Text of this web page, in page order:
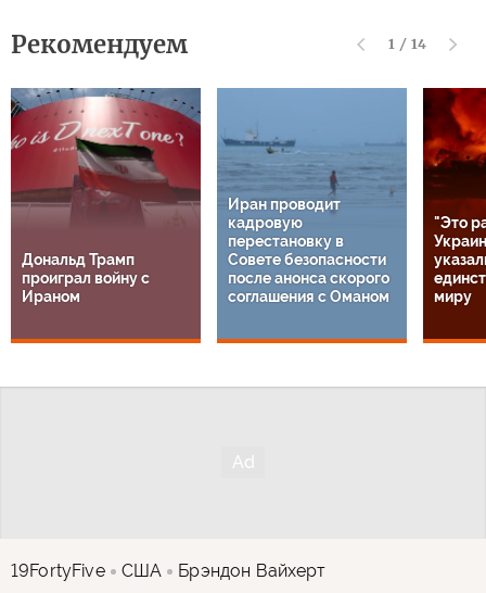
Рекомендуем 1 / 14
Дональд Трамп
проиграл войну с
Ираном
Иран проводит
кадровую
перестановку в
Совете безопасности
после анонса скорого
соглашения с Оманом
"Это
миру
19FortyFive США Брэндон Вайхерт